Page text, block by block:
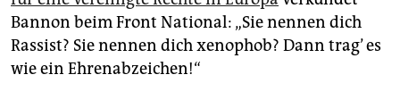
Bannon beim Front National: „Sie nennen dich
Rassist? Sie nennen dich xenophob? Dann trag’ es
wie ein Ehrenabzeichen!“